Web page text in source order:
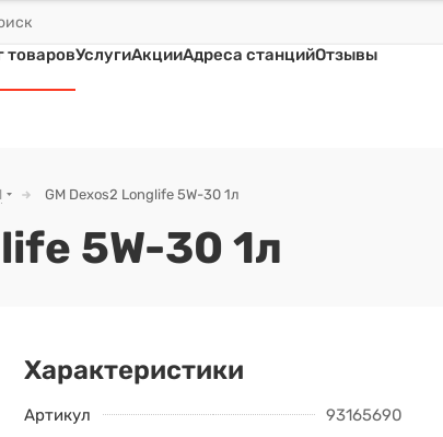
товаровУслугиАкцииАдреса станцийОтзывы
GM Dexos2 Longlife 5W-30 1л
5W-30 1л
Характеристики
Артикул
93165690